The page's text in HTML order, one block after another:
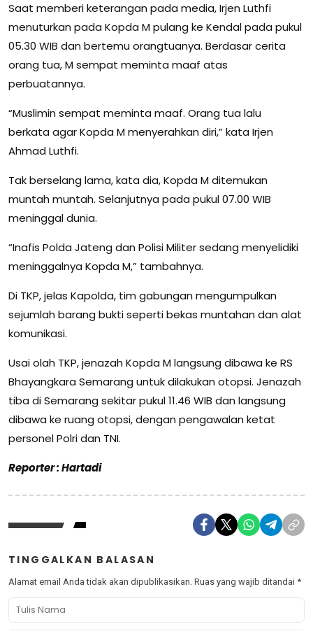
Saat memberi keterangan pada media, Irjen Luthfi
menuturkan pada Kopda M pulang ke Kendal pada pukul
05.30 WIB dan bertemu orangtuanya. Berdasar cerita
orang tua, M sempat meminta maaf atas
perbuatannya.
“Muslimin sempat meminta maaf. Orang tua lalu
berkata agar Kopda M menyerahkan diri,” kata Irjen
Ahmad Luthfi.
Tak berselang lama, kata dia, Kopda M ditemukan
muntah muntah. Selanjutnya pada pukul 07.00 WIB
meninggal dunia.
“Inafis Polda Jateng dan Polisi Militer sedang menyelidiki
meninggalnya Kopda M,” tambahnya.
Di TKP, jelas Kapolda, tim gabungan mengumpulkan
sejumlah barang bukti seperti bekas muntahan dan alat
komunikasi.
Usai olah TKP, jenazah Kopda M langsung dibawa ke RS
Bhayangkara Semarang untuk dilakukan otopsi. Jenazah
tiba di Semarang sekitar pukul 11.46 WIB dan langsung
dibawa ke ruang otopsi, dengan pengawalan ketat
personel Polri dan TNI.
Reporter : Hartadi
TINGGALKAN BALASAN
Alamat email Anda tidak akan dipublikasikan. Ruas yang wajib ditandai *